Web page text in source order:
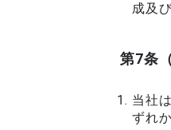
成及
第7条
当社
ずれ